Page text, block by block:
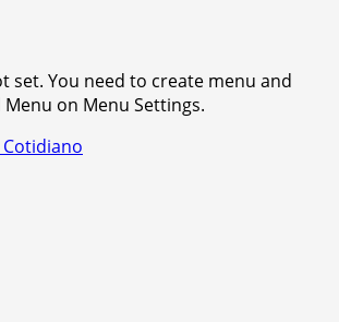
set. You need to create menu and
on Menu Settings.
Cotidiano